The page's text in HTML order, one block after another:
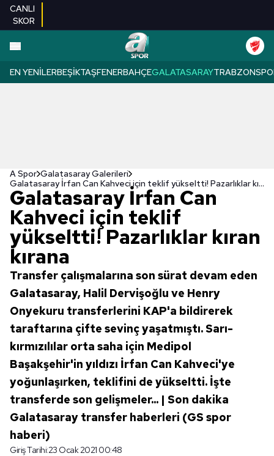
CANLI
SKOR
EN YENILERBEŞIKTAŞFENERBAHÇEGALATASARAY
A Spor Galatasaray Galerileri
Galatasaray İrfan Can Kahveci için teklif yükseltti! Pazarlıklar kıran kırana
Galatasaray İrfan Can
Kahveci için teklif
yükseltti! Pazarlıklar kıran
kırana
Transfer çalışmalarına son sürat devam eden
Galatasaray, Halil Dervişoğlu ve Henry
Onyekuru transferlerini KAP'a bildirerek
taraftarına çifte sevinç yaşatmıştı. Sarı-
kırmızılılar orta saha için Medipol
Başakşehir'in yıldızı İrfan Can Kahveci'ye
yoğunlaşırken, teklifini de yükseltti. İşte
transferde son gelişmeler... | Son dakika
Galatasaray transfer haberleri (GS spor
haberi)
Giriş Tarihi:23 Ocak 2021 00:48